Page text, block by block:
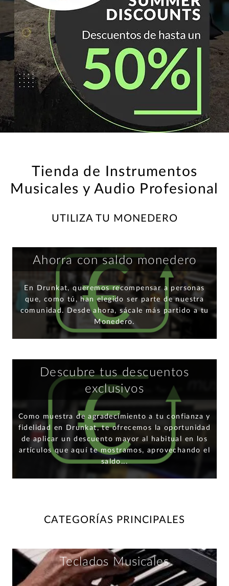
Tienda de Instrumentos
Musicales y Audio Profesional
UTILIZA TU MONEDERO
Ahorra con saldo monedero
En Drunkat, queremos recompensar a personas
que, como tú, han elegido ser parte de nuestra
comunidad. Desde ahora, sácale más partido a tu
Monedero.
Descubre tus descuentos
exclusivos
Como muestra de agradecimiento a tu confianza y
fidelidad en Drunkat, te ofrecemos la oportunidad
de aplicar un descuento mayor al habitual en los
artículos que aquí te mostramos, aprovechando el
saldo...
CATEGORÍAS PRINCIPALES
Teclados Musicales